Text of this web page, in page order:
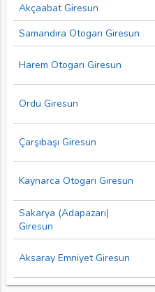
Akçaabat Giresun
Samandıra Otogarı Giresun
Harem Otogarı Giresun
Ordu Giresun
Çarşıbaşı Giresun
Kaynarca Otogarı Giresun
Sakarya (Adapazarı)
Giresun
Aksaray Emniyet Giresun